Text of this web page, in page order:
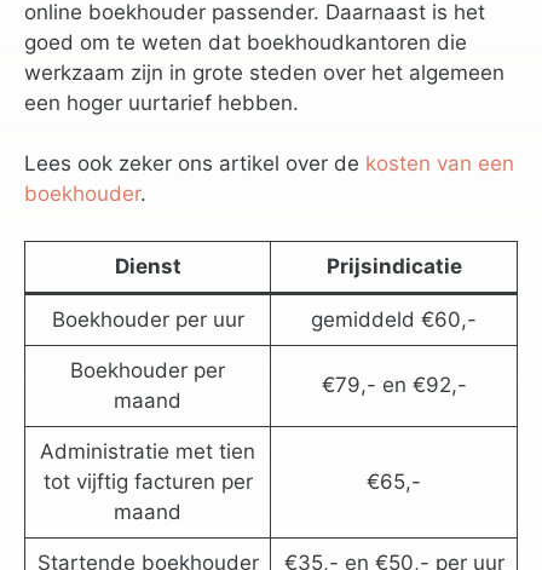
online boekhouder passender. Daarnaast is het
goed om te weten dat boekhoudkantoren die
werkzaam zijn in grote steden over het algemeen
een hoger uurtarief hebben.
Lees ook zeker ons artikel over de kosten van een
boekhouder.
Dienst Prijsindicatie
Boekhouder per uur gemiddeld €60,-
Boekhouder per
maand
€79,- en €92,-
Administratie met tien
tot vijftig facturen per
maand
€65,-
Startende boekhouder €35,- en €50,- per uur